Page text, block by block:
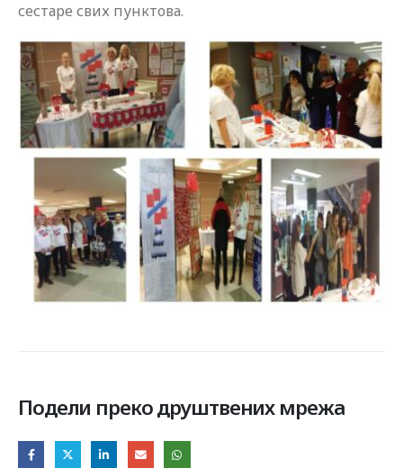
сестаре свих пунктова.
Подели преко друштвених мрежа